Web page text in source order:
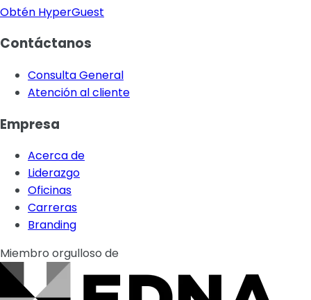
Obtén HyperGuest
Contáctanos
Consulta General
Atención al cliente
Empresa
Acerca de
Liderazgo
Oficinas
Carreras
Branding
Miembro orgulloso de